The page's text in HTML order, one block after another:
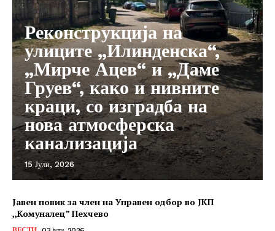
Реконструкција на
улиците „Илинденска“,
„Мирче Ацев“ и „Даме
Груев“, како и нивните
краци, со изградба на
нова атмосферска
канализација
15 Јули, 2026
Јавен повик за член на Управен одбор во ЈКП
,,Комуналец” Пехчево